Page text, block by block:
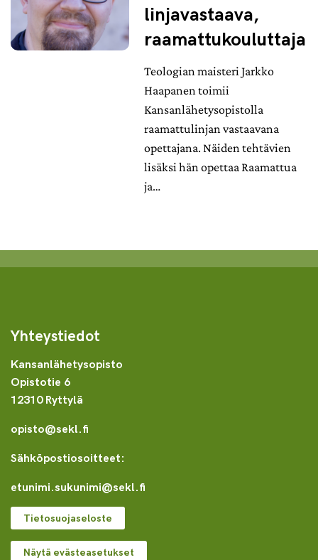
linjavastaava,
raamattukouluttaja
Teologian maisteri Jarkko
Haapanen toimii
Kansanlähetysopistolla
raamattulinjan vastaavana
opettajana. Näiden tehtävien
lisäksi hän opettaa Raamattua
ja…
Yhteystiedot
Kansanlähetysopisto
Opistotie 6
12310 Ryttylä
opisto@sekl.fi
Sähköpostiosoitteet:
etunimi.sukunimi@sekl.fi
Tietosuojaseloste
Näytä evästeasetukset